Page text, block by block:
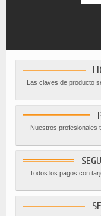
Las claves de producto
Nuestros profesionales
Todos los pagos con